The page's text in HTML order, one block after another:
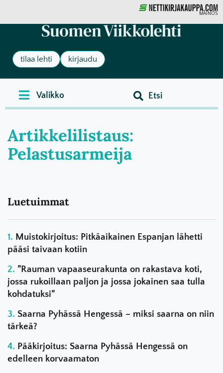
MAINOS
tilaa lehti kirjaudu
Artikkelilistaus:
Pelastusarmeija
Luetuimmat
Muistokirjoitus: Pitkäaikainen Espanjan lähetti
pääsi taivaan kotiin
”Rauman vapaaseurakunta on rakastava koti,
jossa rukoillaan paljon ja jossa jokainen saa tulla
kohdatuksi”
Saarna Pyhässä Hengessä – miksi saarna on niin
tärkeä?
Pääkirjoitus: Saarna Pyhässä Hengessä on
edelleen korvaamaton